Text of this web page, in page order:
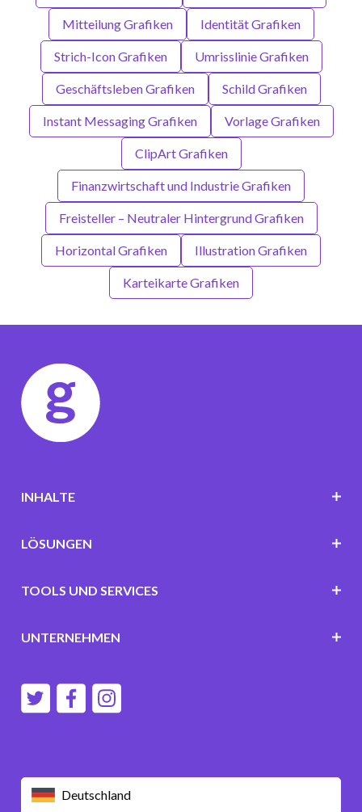
Mitteilung Grafiken Identität Grafiken
Strich-Icon Grafiken Umrisslinie Grafiken
Geschäftsleben Grafiken Schild Grafiken
Instant Messaging Grafiken Vorlage Grafiken
ClipArt Grafiken
Finanzwirtschaft und Industrie Grafiken
Freisteller – Neutraler Hintergrund Grafiken
Horizontal Grafiken Illustration Grafiken
Karteikarte Grafiken
Deutschland
INHALTE
LÖSUNGEN
TOOLS UND SERVICES
UNTERNEHMEN